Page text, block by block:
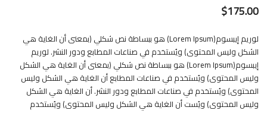
$175.00
لوريم إيبسوم(Lorem Ipsum) هو ببساطة نص شكلي (بمعنى أن الغاية هي
الشكل وليس المحتوى) ويُستخدم في صناعات المطابع ودور النشر. لوريم
إيبسوم(Lorem Ipsum) هو ببساطة نص شكلي (بمعنى أن الغاية هي الشكل
وليس المحتوى) ويُستخدم في صناعات المطابع أن الغاية هي الشكل وليس
المحتوى) ويُستخدم في صناعات المطابع ودور النشر. أن الغاية هي الشكل
وليس المحتوى) ويُست أن الغاية هي الشكل وليس المحتوى) ويُستخدم